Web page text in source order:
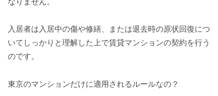
入居者は入居中の傷や修繕、または退去時の原状回復につ
いてしっかりと理解した上で賃貸マンションの契約を行う
のです。
東京のマンションだけに適用されるルールなの？